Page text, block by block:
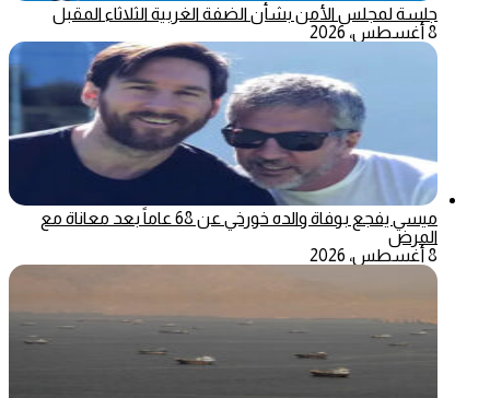
جلسة لمجلس الأمن بشأن الضفة الغربية الثلاثاء المقبل
8 أغسطس، 2026
ميسي يفجع بوفاة والده خورخي عن 68 عاماً بعد معاناة مع
المرض
8 أغسطس، 2026